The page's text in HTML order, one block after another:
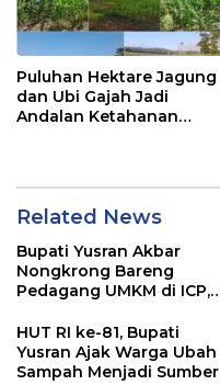
Puluhan Hektare Jagung
dan Ubi Gajah Jadi
Andalan Ketahanan
Related News
Bupati Yusran Akbar
Nongkrong Bareng
Pedagang UMKM di ICP,
Hidupkan Ekonomi
Kerakyatan
HUT RI ke-81, Bupati
Yusran Ajak Warga Ubah
Sampah Menjadi Sumber